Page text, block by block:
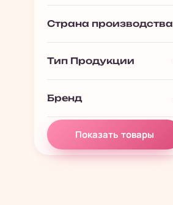
Страна производства
Тип Продукции
Бренд
Показать товары